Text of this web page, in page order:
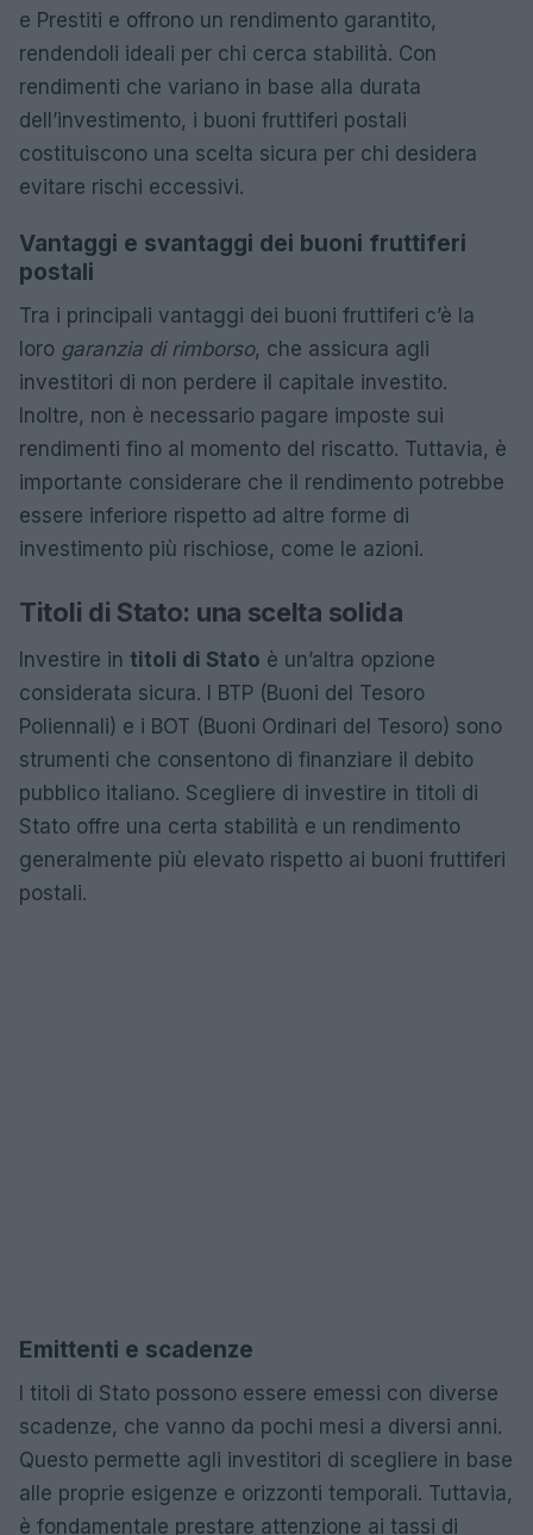
e Prestiti e offrono un rendimento garantito,
rendendoli ideali per chi cerca stabilità. Con
rendimenti che variano in base alla durata
dell’investimento, i buoni fruttiferi postali
costituiscono una scelta sicura per chi desidera
evitare rischi eccessivi.
Vantaggi e svantaggi dei buoni fruttiferi
postali
Tra i principali vantaggi dei buoni fruttiferi c’è la
loro garanzia di rimborso, che assicura agli
investitori di non perdere il capitale investito.
Inoltre, non è necessario pagare imposte sui
rendimenti fino al momento del riscatto. Tuttavia, è
importante considerare che il rendimento potrebbe
essere inferiore rispetto ad altre forme di
investimento più rischiose, come le azioni.
Titoli di Stato: una scelta solida
Investire in titoli di Stato è un’altra opzione
considerata sicura. I BTP (Buoni del Tesoro
Poliennali) e i BOT (Buoni Ordinari del Tesoro) sono
strumenti che consentono di finanziare il debito
pubblico italiano. Scegliere di investire in titoli di
Stato offre una certa stabilità e un rendimento
generalmente più elevato rispetto ai buoni fruttiferi
postali.
Emittenti e scadenze
I titoli di Stato possono essere emessi con diverse
scadenze, che vanno da pochi mesi a diversi anni.
Questo permette agli investitori di scegliere in base
alle proprie esigenze e orizzonti temporali. Tuttavia,
è fondamentale prestare attenzione ai tassi di